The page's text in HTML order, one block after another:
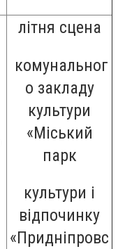
літня сцена
комунальног
о закладу
культури
«Міський
парк
культури і
відпочинку
«Придніпровс